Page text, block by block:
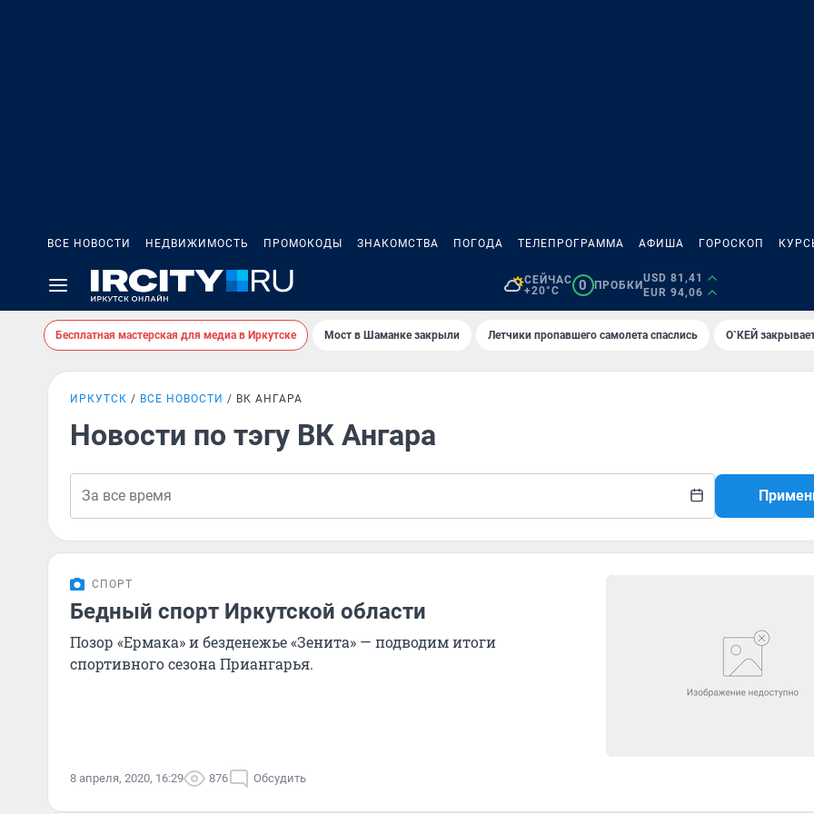
ВСЕ НОВОСТИ НЕДВИЖИМОСТЬ ПРОМОКОДЫ ЗНАКОМСТВА ПОГОДА ТЕЛЕПРОГРАММА АФИША ГОРОСКОП
СЕЙЧАС
+20°C
0 ПРОБКИ
USD 81,41
EUR 94,06
Бесплатная мастерская для медиа в Иркутске Мост в Шаманке закрыли Летчики пропавшего самолета спаслись О`КЕЙ
ИРКУТСК ВСЕ НОВОСТИ ВК АНГАРА
Новости по тэгу ВК Ангара
СПОРТ
Бедный спорт Иркутской области
Позор «Ермака» и безденежье «Зенита» — подводим итоги
спортивного сезона Приангарья.
8 апреля, 2020, 16:29 876 Обсудить